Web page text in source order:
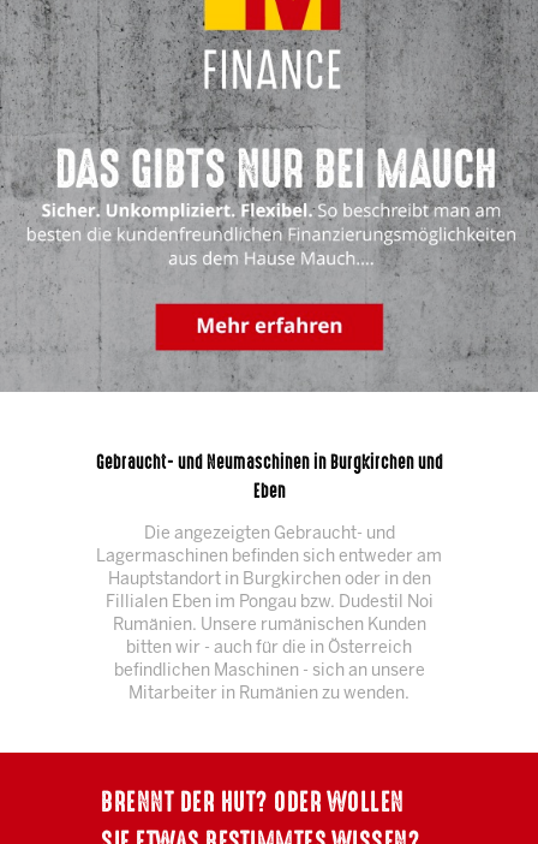
Gebraucht- und Neumaschinen in Burgkirchen und
Eben
Die angezeigten Gebraucht- und
Lagermaschinen befinden sich entweder am
Hauptstandort in Burgkirchen oder in den
Fillialen Eben im Pongau bzw. Dudestil Noi
Rumänien. Unsere rumänischen Kunden
bitten wir - auch für die in Österreich
befindlichen Maschinen - sich an unsere
Mitarbeiter in Rumänien zu wenden.
BRENNT DER HUT? ODER WOLLEN